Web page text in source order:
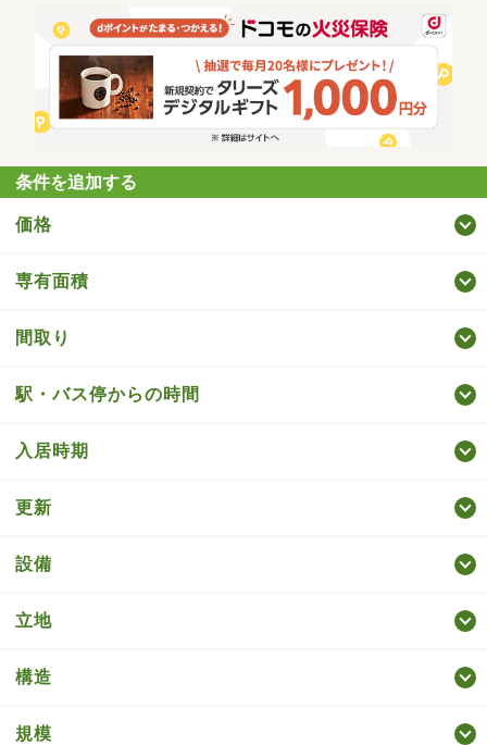
条件を追加する
価格
専有面積
間取り
駅・バス停からの時間
入居時期
更新
設備
立地
構造
規模